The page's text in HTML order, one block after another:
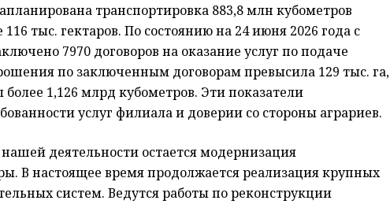
транспортировка 883,8 млн кубометров
тыс. гектаров. По состоянию на 24 июня 2026 года с
7970 договоров на оказание услуг по подаче
по заключенным договорам превысила 129 тыс. га,
1,126 млрд кубометров. Эти показатели
услуг филиала и доверии со стороны аграриев.
деятельности остается модернизация
В настоящее время продолжается реализация крупных
систем. Ведутся работы по реконструкции